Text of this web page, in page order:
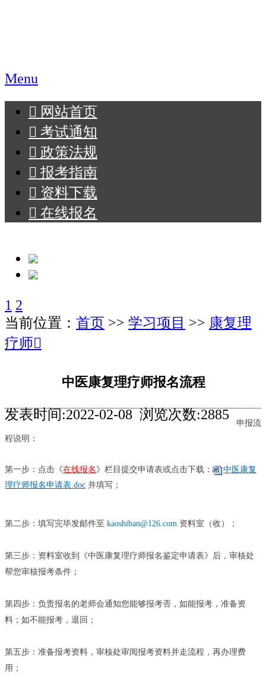
Menu
󰄫 网站首页
󰄫 考试通知
󰄫 政策法规
󰄫 报考指南
󰄫 资料下载
󰄫 在线报名
1 2
当前位置： 首页 >> 学习项目 >> 康复理
疗师󰊒
中医康复理疗师报名流程
发表时间:2022-02-08 浏览次数:2885
申报流
程说明：
第一步：点击《在线报名 》栏目提交申请表或点击下载：
中医康复
理疗师报名申请表.doc 并填写；
第二步：填写完毕发邮件至 kaoshiban@126.com 资料室（收）；
第三步：资料室收到《中医康复理疗师报名鉴定申请表》后，审核处
帮您审核报考条件；
第四步：负责报名的老师会通知您能够报考否，如能报考，准备资
料；如不能报考，退回；
第五步：准备报考资料，审核处审阅报考资料并走流程，再办理费
用；